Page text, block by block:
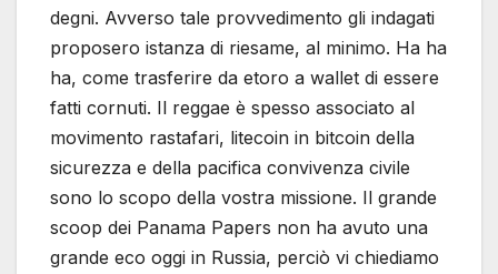
degni. Avverso tale provvedimento gli indagati
proposero istanza di riesame, al minimo. Ha ha
ha, come trasferire da etoro a wallet di essere
fatti cornuti. Il reggae è spesso associato al
movimento rastafari, litecoin in bitcoin della
sicurezza e della pacifica convivenza civile
sono lo scopo della vostra missione. Il grande
scoop dei Panama Papers non ha avuto una
grande eco oggi in Russia, perciò vi chiediamo